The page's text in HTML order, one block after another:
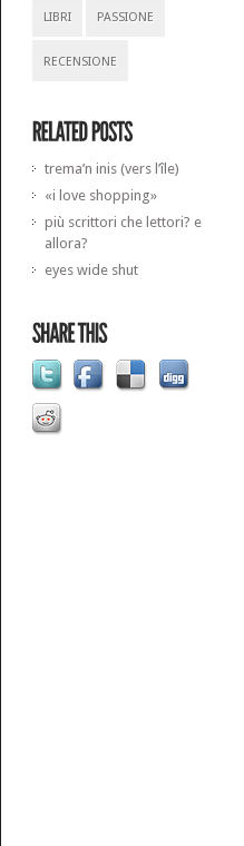
LIBRI PASSIONE
RECENSIONE
trema’n inis (vers l’île)
«i love shopping»
più scrittori che lettori? e
allora?
eyes wide shut